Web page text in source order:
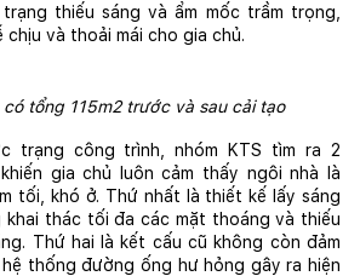
thiếu sáng và ẩm mốc trầm trọng,
chịu và thoải mái cho gia chủ.
có tổng 115m2 trước và sau cải tạo
trạng công trình, nhóm KTS tìm ra 2
gia chủ luôn cảm thấy ngôi nhà là
tối, khó ở. Thứ nhất là thiết kế lấy sáng
khai thác tối đa các mặt thoáng và thiếu
Thứ hai là kết cấu cũ không còn đảm
thống đường ống hư hỏng gây ra hiện